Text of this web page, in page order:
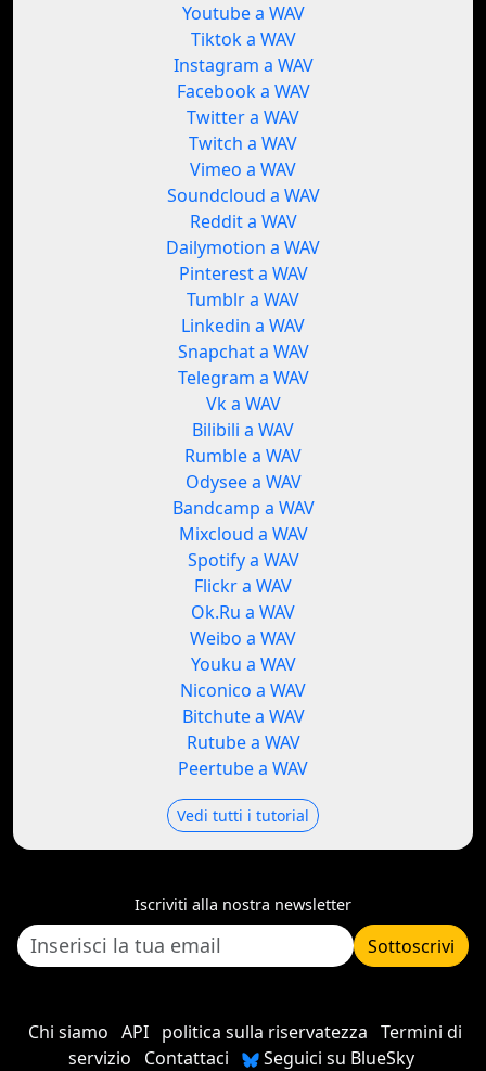
Youtube a WAV
Tiktok a WAV
Instagram a WAV
Facebook a WAV
Twitter a WAV
Twitch a WAV
Vimeo a WAV
Soundcloud a WAV
Reddit a WAV
Dailymotion a WAV
Pinterest a WAV
Tumblr a WAV
Linkedin a WAV
Snapchat a WAV
Telegram a WAV
Vk a WAV
Bilibili a WAV
Rumble a WAV
Odysee a WAV
Bandcamp a WAV
Mixcloud a WAV
Spotify a WAV
Flickr a WAV
Ok.Ru a WAV
Weibo a WAV
Youku a WAV
Niconico a WAV
Bitchute a WAV
Rutube a WAV
Peertube a WAV
Vedi tutti i tutorial
Iscriviti alla nostra newsletter
Sottoscrivi
Chi siamo API politica sulla riservatezza Termini di
servizio
Contattaci Seguici su BlueSky